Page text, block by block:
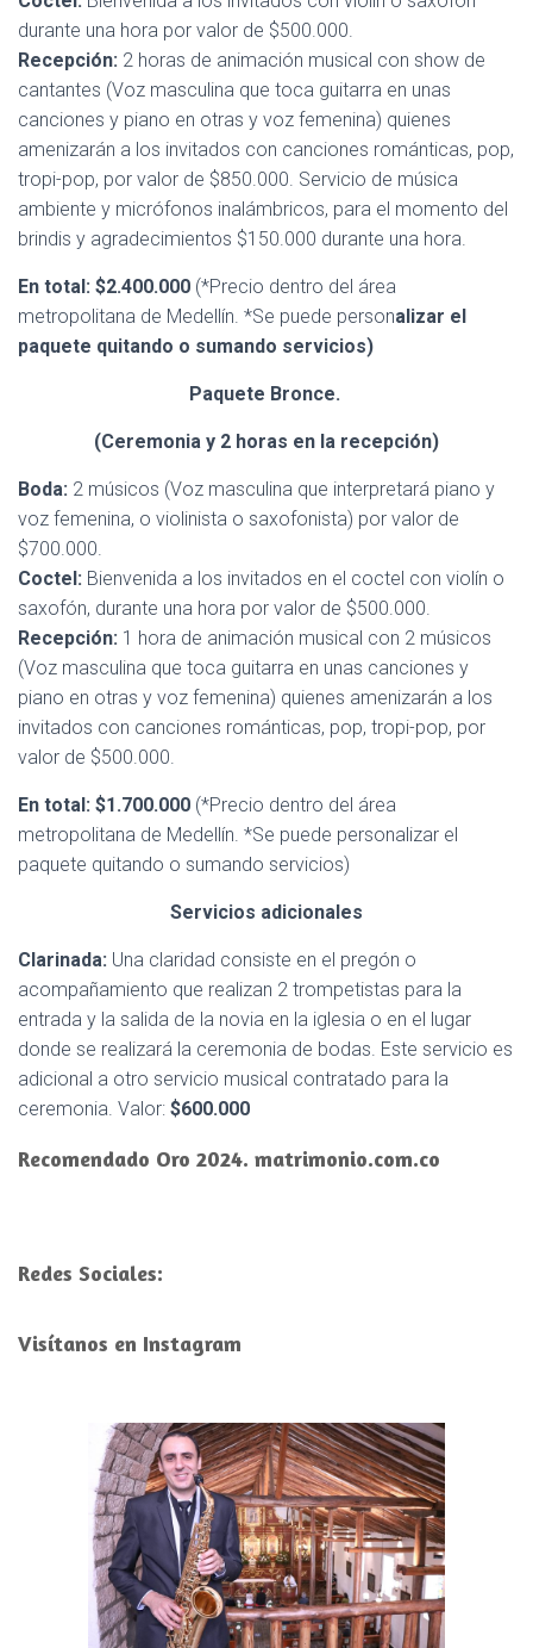
durante una hora por valor de $500.000.
Recepción: 2 horas de animación musical con show de
cantantes (Voz masculina que toca guitarra en unas
canciones y piano en otras y voz femenina) quienes
amenizarán a los invitados con canciones románticas, pop,
tropi-pop, por valor de $850.000. Servicio de música
ambiente y micrófonos inalámbricos, para el momento del
brindis y agradecimientos $150.000 durante una hora.
En total: $2.400.000 (*Precio dentro del área
metropolitana de Medellín. *Se puede personalizar el
paquete quitando o sumando servicios)
Paquete Bronce.
(Ceremonia y 2 horas en la recepción)
Boda: 2 músicos (Voz masculina que interpretará piano y
voz femenina, o violinista o saxofonista) por valor de
$700.000.
Coctel: Bienvenida a los invitados en el coctel con violín o
saxofón, durante una hora por valor de $500.000.
Recepción: 1 hora de animación musical con 2 músicos
(Voz masculina que toca guitarra en unas canciones y
piano en otras y voz femenina) quienes amenizarán a los
invitados con canciones románticas, pop, tropi-pop, por
valor de $500.000.
En total: $1.700.000 (*Precio dentro del área
metropolitana de Medellín. *Se puede personalizar el
paquete quitando o sumando servicios)
Servicios adicionales
Clarinada: Una claridad consiste en el pregón o
acompañamiento que realizan 2 trompetistas para la
entrada y la salida de la novia en la iglesia o en el lugar
donde se realizará la ceremonia de bodas. Este servicio es
adicional a otro servicio musical contratado para la
ceremonia. Valor: $600.000
Recomendado Oro 2024. matrimonio.com.co
Redes Sociales:
Visítanos en Instagram